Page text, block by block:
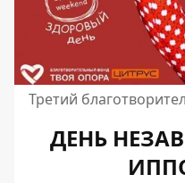
Третий
ДЕНЬ